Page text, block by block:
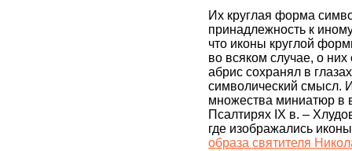
Их круглая форма
принадлежность к
что иконы круглой
во всяком случае, о
абрис сохранял в
символический смысл.
множества миниатюр в
Псалтирях IX в. –
где изображались
образа святителя